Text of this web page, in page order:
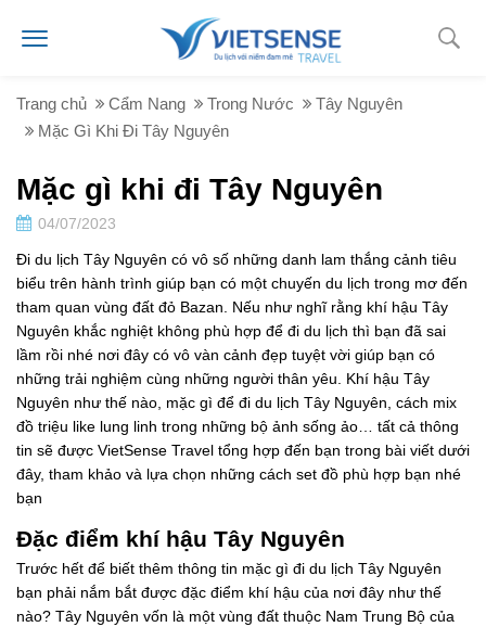
Trang chủ Cẩm Nang Trong Nước
Tây Nguyên
Mặc Gì Khi Đi Tây Nguyên
Mặc gì khi đi Tây Nguyên
04/07/2023
Đi du lịch Tây Nguyên có vô số những danh lam thắng cảnh tiêu
biểu trên hành trình giúp bạn có một chuyến du lịch trong mơ đến
tham quan vùng đất đỏ Bazan. Nếu như nghĩ rằng khí hậu Tây
Nguyên khắc nghiệt không phù hợp để đi du lịch thì bạn đã sai
lầm rồi nhé nơi đây có vô vàn cảnh đẹp tuyệt vời giúp bạn có
những trải nghiệm cùng những người thân yêu. Khí hậu Tây
Nguyên như thế nào, mặc gì để đi du lịch Tây Nguyên, cách mix
đồ triệu like lung linh trong những bộ ảnh sống ảo… tất cả thông
tin sẽ được VietSense Travel tổng hợp đến bạn trong bài viết dưới
đây, tham khảo và lựa chọn những cách set đồ phù hợp bạn nhé
bạn
Đặc điểm khí hậu Tây Nguyên
Trước hết để biết thêm thông tin mặc gì đi du lịch Tây Nguyên
bạn phải nắm bắt được đặc điểm khí hậu của nơi đây như thế
nào? Tây Nguyên vốn là một vùng đất thuộc Nam Trung Bộ của